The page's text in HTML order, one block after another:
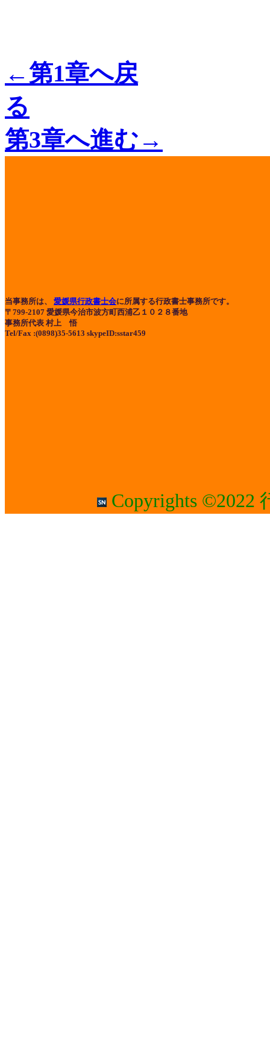
←第1章へ戻
る
第3章へ進む→
当事務所は、 愛媛県行政書士会に所属する行政書士事務所です。
〒799-2107 愛媛県今治市波方町西浦乙１０２８番地
事務所代表 村上 悟
Tel/Fax :(0898)35-5613 skypeID:sstar459
Copyrights ©2022